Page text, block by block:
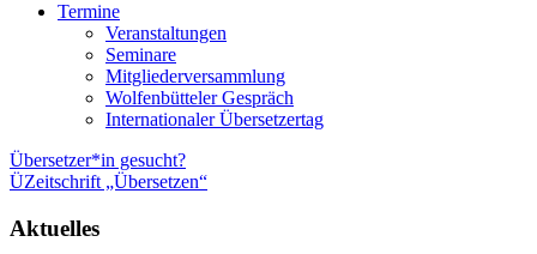
Termine
Veranstaltungen
Seminare
Mitgliederversammlung
Wolfenbütteler Gespräch
Internationaler Übersetzertag
Übersetzer*in gesucht?
ÜZeitschrift „Übersetzen“
Aktuelles